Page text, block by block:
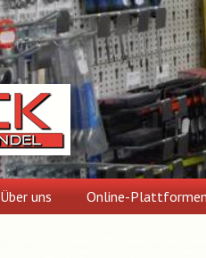
Über uns Online-Plattformen